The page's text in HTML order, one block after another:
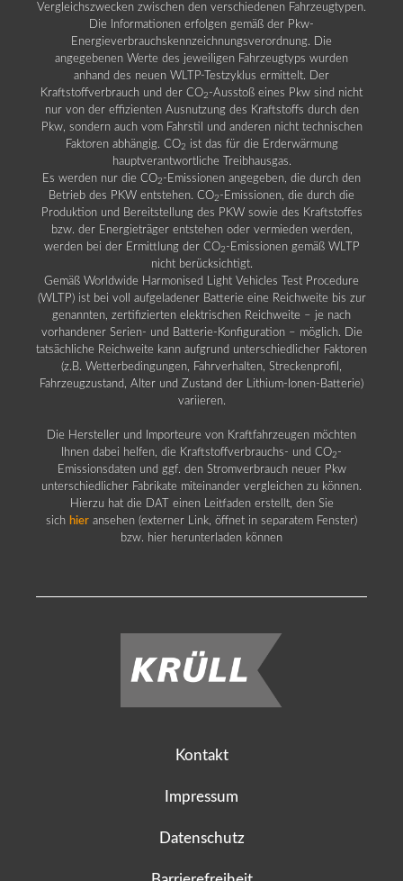
Vergleichszwecken zwischen den verschiedenen Fahrzeugtypen.
Die Informationen erfolgen gemäß der Pkw-
Energieverbrauchskennzeichnungsverordnung. Die
angegebenen Werte des jeweiligen Fahrzeugtyps wurden
anhand des neuen WLTP-Testzyklus ermittelt. Der
Kraftstoffverbrauch und der CO2 -Ausstoß eines Pkw sind nicht
nur von der effizienten Ausnutzung des Kraftstoffs durch den
Pkw, sondern auch vom Fahrstil und anderen nicht technischen
Faktoren abhängig. CO2 ist das für die Erderwärmung
hauptverantwortliche Treibhausgas.
Es werden nur die CO2 -Emissionen angegeben, die durch den
Betrieb des PKW entstehen. CO2 -Emissionen, die durch die
Produktion und Bereitstellung des PKW sowie des Kraftstoffes
bzw. der Energieträger entstehen oder vermieden werden,
werden bei der Ermittlung der CO2 -Emissionen gemäß WLTP
nicht berücksichtigt.
Gemäß Worldwide Harmonised Light Vehicles Test Procedure
(WLTP) ist bei voll aufgeladener Batterie eine Reichweite bis zur
genannten, zertifizierten elektrischen Reichweite – je nach
vorhandener Serien- und Batterie-Konfiguration – möglich. Die
tatsächliche Reichweite kann aufgrund unterschiedlicher Faktoren
(z.B. Wetterbedingungen, Fahrverhalten, Streckenprofil,
Fahrzeugzustand, Alter und Zustand der Lithium-Ionen-Batterie)
variieren.
Die Hersteller und Importeure von Kraftfahrzeugen möchten
Ihnen dabei helfen, die Kraftstoffverbrauchs- und CO2 -
Emissionsdaten und ggf. den Stromverbrauch neuer Pkw
unterschiedlicher Fabrikate miteinander vergleichen zu können.
Hierzu hat die DAT einen Leitfaden erstellt, den Sie
sich hier ansehen (externer Link, öffnet in separatem Fenster)
bzw. hier herunterladen können
Kontakt
Impressum
Datenschutz